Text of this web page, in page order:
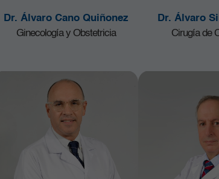
Dr. Álvaro Cano Quiñonez
Ginecología y Obstetricia
Dr. Álvaro
Cirugía de